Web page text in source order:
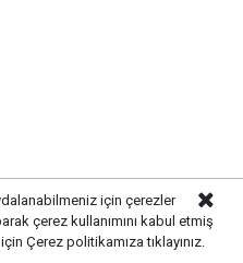
için çerezler
çerez kullanımını kabul etmiş
Çerez politikamıza tıklayınız.